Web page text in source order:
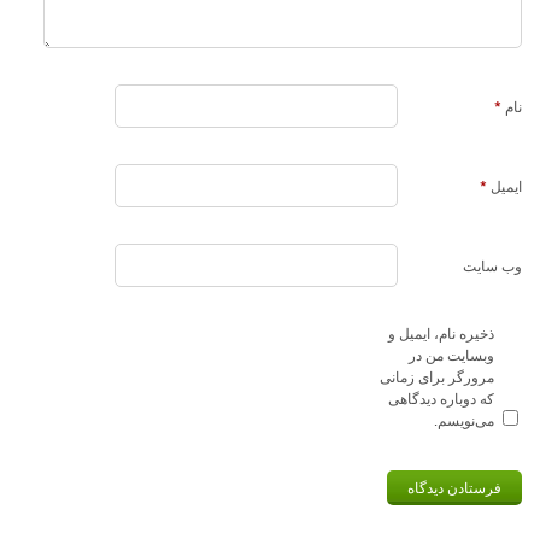
نام *
ایمیل *
وب‌ سایت
ذخیره نام، ایمیل و
وبسایت من در
مرورگر برای زمانی
که دوباره دیدگاهی
می‌نویسم.